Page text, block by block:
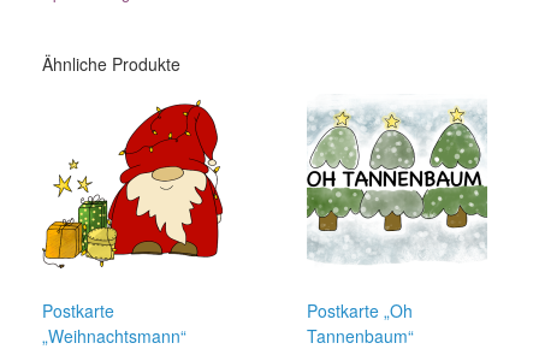
Ähnliche Produkte
Postkarte
„Weihnachtsmann“
Postkarte „Oh
Tannenbaum“